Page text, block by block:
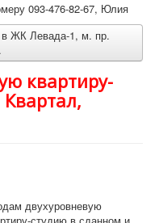
093-476-82-67, Юлия
ЖК Левада-1, м. пр.
квартиру-
двухуровневую